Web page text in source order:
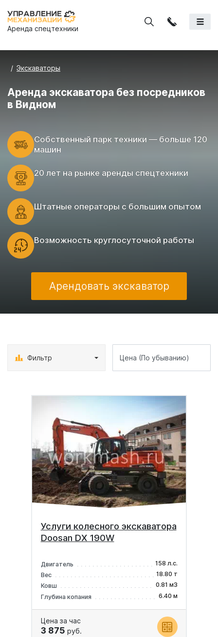
Аренда спецтехники
Экскаваторы
Аренда экскаватора без посредников
в Видном
Cобственный парк техники — больше 120
машин
20 лет на рынке аренды спецтехники
Штатные операторы с большим опытом
Возможность круглосуточной работы
Арендовать экскаватор
Фильтр
Услуги колесного экскаватора
Doosan DX 190W
Двигатель
158 л.с.
Вес
18.80 т
Ковш
0.81 м3
Глубина копания
6.40 м
Цена за час
3 875 руб.